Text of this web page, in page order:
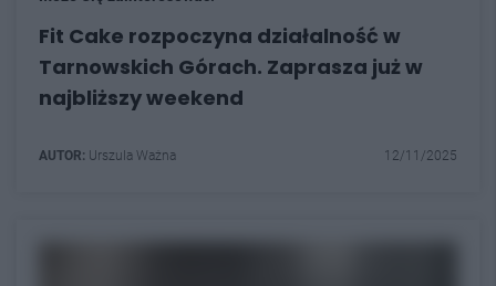
Fit Cake rozpoczyna działalność w
Tarnowskich Górach. Zaprasza już w
najbliższy weekend
AUTOR: Urszula Ważna 12/11/2025